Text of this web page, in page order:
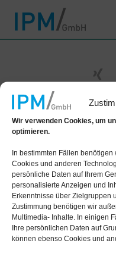
Wir verwenden Cookies, um
optimieren.
In bestimmten Fällen
Cookies und anderen
persönliche Daten auf Ihrem
personalisierte Anzeigen und
Erkenntnisse über Zielgruppen
Zustimmung benötigen wir
Multimedia- Inhalte. In einigen
Ihre persönlichen Daten auf
können ebenso Cookies und
IPM Industrie-
Lütticher Straße 132
40547 Düsseldorf
Telefon 0211 233